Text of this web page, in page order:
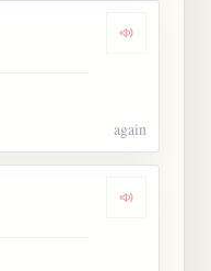
Dengarkan
again
Dengarkan